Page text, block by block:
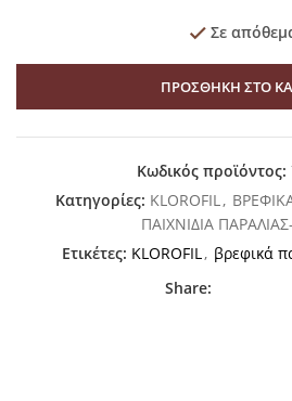
Σε
ΠΡΟΣΘΉΚΗ ΣΤΟ
Κωδικός προϊόντος:
Κατηγορίες: KLOROFIL,
ΠΑΙΧΝΙΔΙΑ
Ετικέτες: KLOROFIL, βρεφικά
Share: